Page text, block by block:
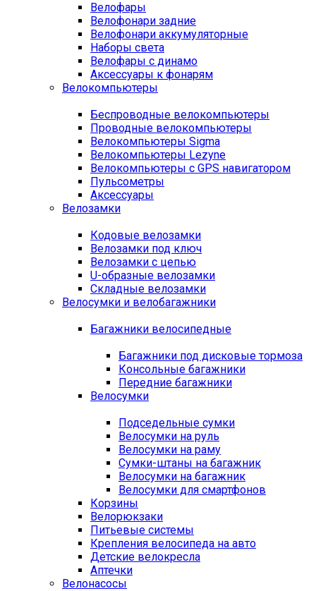
Велофары
Велофонари задние
Велофонари аккумуляторные
Наборы света
Велофары с динамо
Аксессуары к фонарям
Велокомпьютеры
Беспроводные велокомпьютеры
Проводные велокомпьютеры
Велокомпьютеры Sigma
Велокомпьютеры Lezyne
Велокомпьютеры с GPS навигатором
Пульсометры
Аксессуары
Велозамки
Кодовые велозамки
Велозамки под ключ
Велозамки с цепью
U-образные велозамки
Складные велозамки
Велосумки и велобагажники
Багажники велосипедные
Багажники под дисковые тормоза
Консольные багажники
Передние багажники
Велосумки
Подседельные сумки
Велосумки на руль
Велосумки на раму
Сумки-штаны на багажник
Велосумки на багажник
Велосумки для смартфонов
Корзины
Велорюкзаки
Питьевые системы
Крепления велосипеда на авто
Детские велокресла
Аптечки
Велонасосы